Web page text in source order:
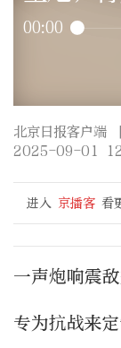
00:00
北京日报客户端
2025-09-01
进入 京播客 看
一声炮响震
专为抗战来